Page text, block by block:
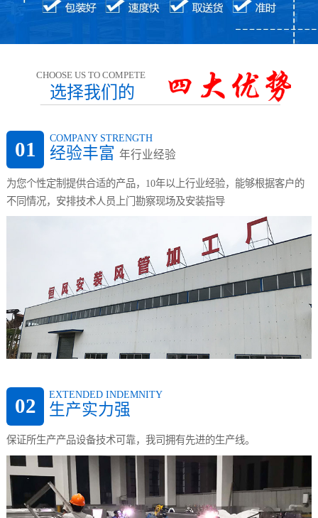
CHOOSE US TO COMPETE
选择我们的
01 COMPANY STRENGTH
经验丰富 年行业经验
为您个性定制提供合适的产品，10年以上行业经验，能够根据客户的
不同情况，安排技术人员上门勘察现场及安装指导
02 EXTENDED INDEMNITY
生产实力强
保证所生产产品设备技术可靠，我司拥有先进的生产线。